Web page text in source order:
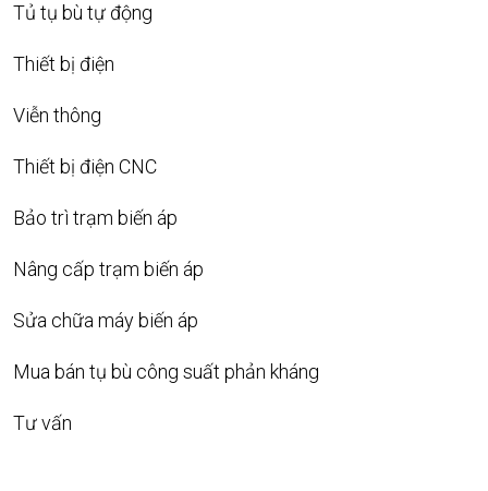
Tủ tụ bù tự động
Thiết bị điện
Viễn thông
Thiết bị điện CNC
Bảo trì trạm biến áp
Nâng cấp trạm biến áp
Sửa chữa máy biến áp
Mua bán tụ bù công suất phản kháng
Tư vấn